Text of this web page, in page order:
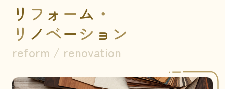
リ フ ォ ーム ・
リ ノベーシ ョ ン
reform / renovation